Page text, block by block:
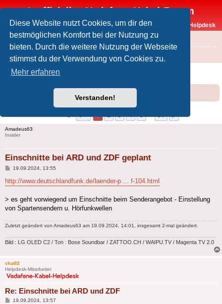
Diese Website nutzt Cookies, um dir den
bestmöglichen Komfort bei der Nutzung zu
bieten. Durch die weitere Nutzung der Webseite
stimmst du der Verwendung von Cookies zu.
Mehr erfahren
Verstanden!
Inoffizielles Vodafone-Kabel-Forum
Vodafone-Kabel-Helpdesk
FAQ
Foren-Übersicht Offtopic
Einschnitte bei ARD und ZDF geplant
1 2 3 4 5 51 Nächste
Amadeus63
Insider
Einschnitte bei ARD und ZDF geplant
Beitrag
19.09.2024, 13:55
http://www.deutschlandfunk.de/laender-p ... f-104.html
> es geht vorwiegend um Einschnitte beim Senderangebot - Einstellung
von Spartensendern u. Hörfunkwellen
Zuletzt geändert von Amadeus63 am 19.09.2024, 14:01, insgesamt 2-mal geändert.
Bild : LG OLED C2 / Ton : Bose Soundbar / ZATTOO.CH / WAIPU.TV / Magenta TV 2.0
cka82
Helpdesk-Mitarbeiter
Re: Einschnitte bei ARD und ZDF
Beitrag
19.09.2024, 13:57